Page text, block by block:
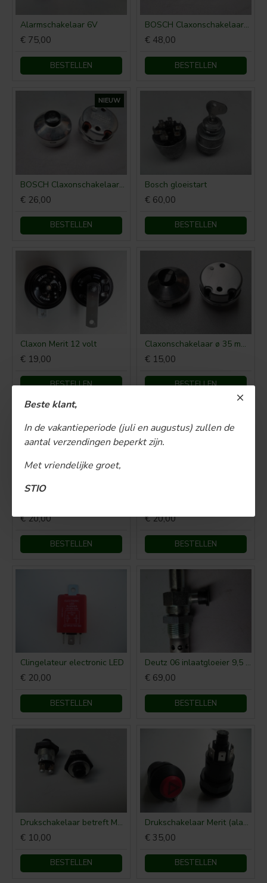
Beste klant,
In de vakantieperiode (juli en augustus) zullen de
aantal verzendingen beperkt zijn.
Met vriendelijke groet,
STIO
Alarmschakelaar 6V
€ 75,00
BESTELLEN
BOSCH Claxonschakelaar opbouw ⌀ 35 mm 0343013001
€ 48,00
BESTELLEN
NIEUW
BOSCH Claxonschakelaar opbouw ⌀26 mm 0343007001
€ 26,00
BESTELLEN
Bosch gloeistart
€ 60,00
BESTELLEN
Claxon Merit 12 volt
€ 19,00
BESTELLEN
Claxonschakelaar ø 35 mm opbouw drukschakelaar
€ 15,00
BESTELLEN
€ 20,00
BESTELLEN
NIET OP VOORRAAD
€ 20,00
BESTELLEN
Clingelateur electronic LED
€ 20,00
BESTELLEN
Deutz 06 inlaatgloeier 9,5 volt
€ 69,00
BESTELLEN
Drukschakelaar betreft Merit-product
€ 10,00
BESTELLEN
Drukschakelaar Merit (alarmlicht)
€ 35,00
BESTELLEN